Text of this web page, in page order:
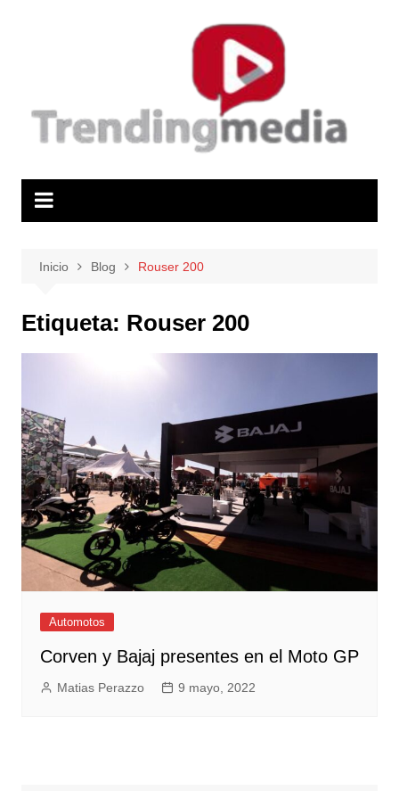
Inicio Blog Rouser 200
Etiqueta: Rouser 200
Automotos
Corven y Bajaj presentes en el Moto GP
Matias Perazzo 9 mayo, 2022